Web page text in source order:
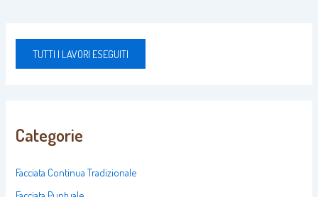
TUTTI I LAVORI ESEGUITI
Categorie
Facciata Continua Tradizionale